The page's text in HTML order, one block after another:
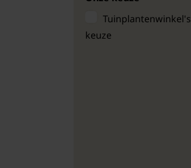
Tuinplantenwinkel's
keuze